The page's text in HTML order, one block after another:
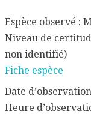
Espèce observé :
Niveau de
non identifié)
Fiche espèce
Date
Heure